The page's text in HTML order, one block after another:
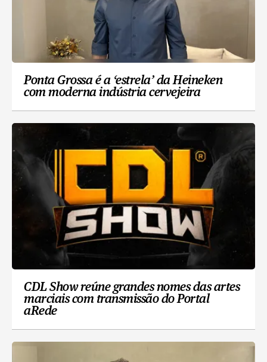
Ponta Grossa é a ‘estrela’ da Heineken
com moderna indústria cervejeira
CDL Show reúne grandes nomes das artes
marciais com transmissão do Portal
aRede